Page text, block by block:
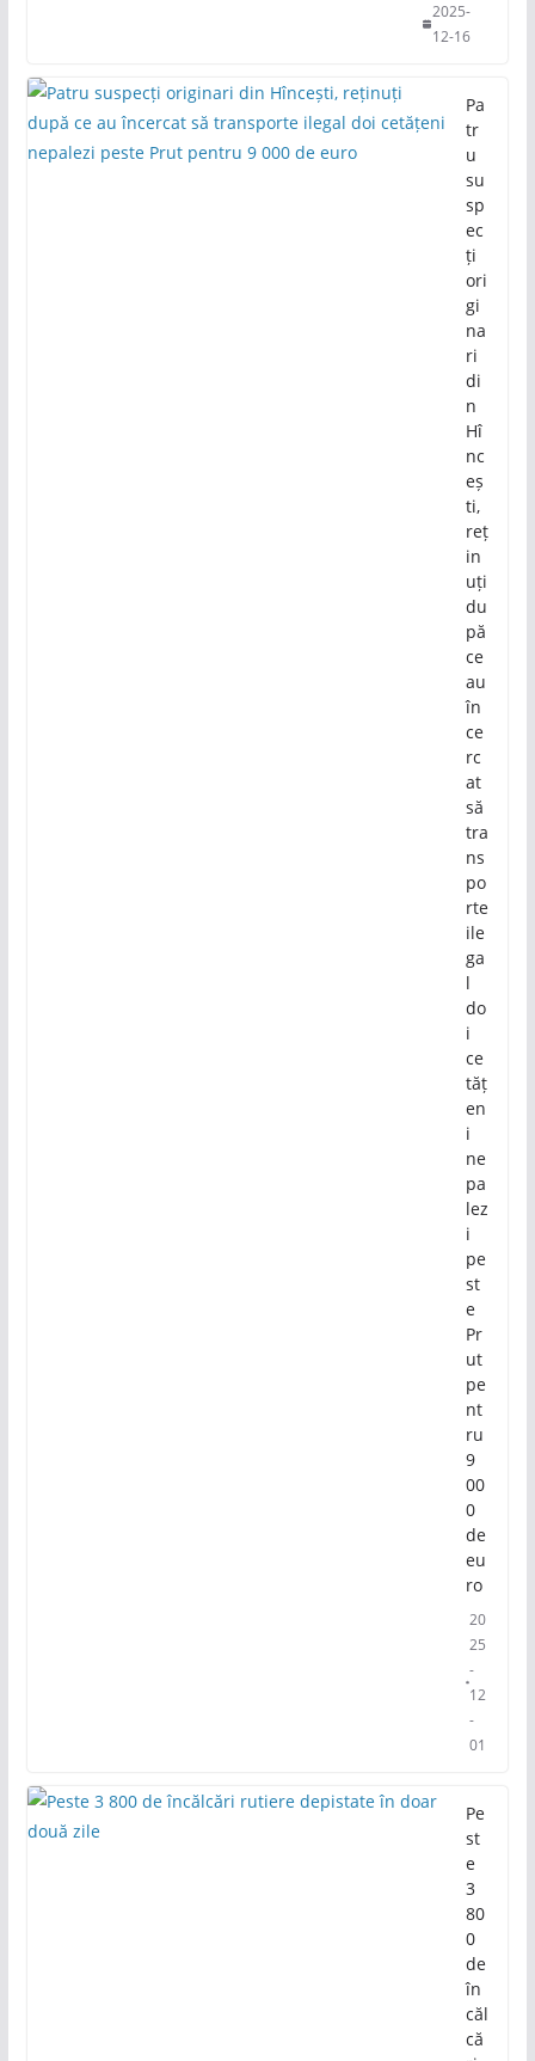
2025-
12-16
Pa
tr
u
su
sp
ec
ți
ori
gi
na
ri
di
n
Hî
nc
eș
ti,
reț
in
uți
du
pă
ce
au
în
ce
rc
at
să
tra
ns
po
rte
ile
ga
l
do
i
ce
tăț
en
i
ne
pa
lez
i
pe
st
e
Pr
ut
pe
nt
ru
9
00
0
de
eu
ro
20
25
-
12
-
01
Pe
st
e
3
80
0
de
în
căl
că